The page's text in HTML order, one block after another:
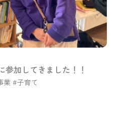
参加してきました！！
業 子育て